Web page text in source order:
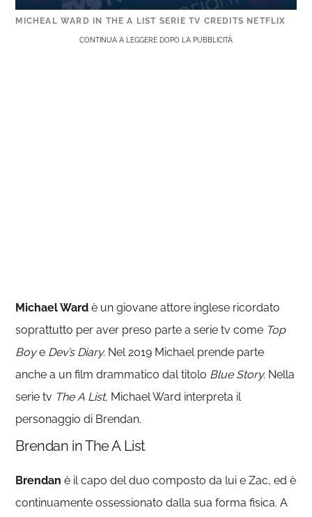
MICHEAL WARD IN THE A LIST SERIE TV CREDITS NETFLIX
CONTINUA A LEGGERE DOPO LA PUBBLICITÀ
Michael Wardè un giovane attore inglese ricordato
soprattutto per aver preso parte a serie tv come Top
Boye Dev’s Diary. Nel 2019 Michael prende parte
anche a un film drammatico dal titolo Blue Story. Nella
serie tv The A List, Michael Ward interpreta il
personaggio di Brendan.
Brendan in The A List
Brendanè il capo del duo composto da lui e Zac, ed è
continuamente ossessionato dalla sua forma fisica. A